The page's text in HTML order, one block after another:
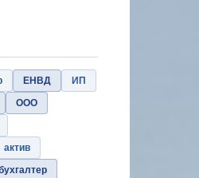
ЕНВД
ИП
ООО
актив